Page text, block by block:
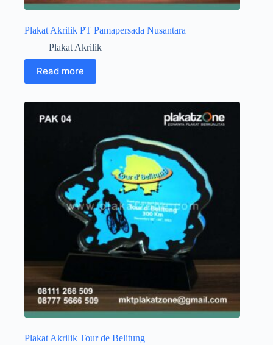
Plakat Akrilik PT Pamapersada Nusantara
Plakat Akrilik
Read more
Plakat Akrilik Tour de Belitung